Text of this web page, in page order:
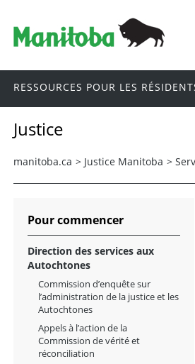
RESSOURCES POUR LES
Justice
manitoba.ca > Justice Manitoba >
Pour commencer
Direction des services aux
Autochtones
Commission d’enquête sur
l’administration de la justice et les
Autochtones
Appels à l’action de la
Commission de vérité et
réconciliation